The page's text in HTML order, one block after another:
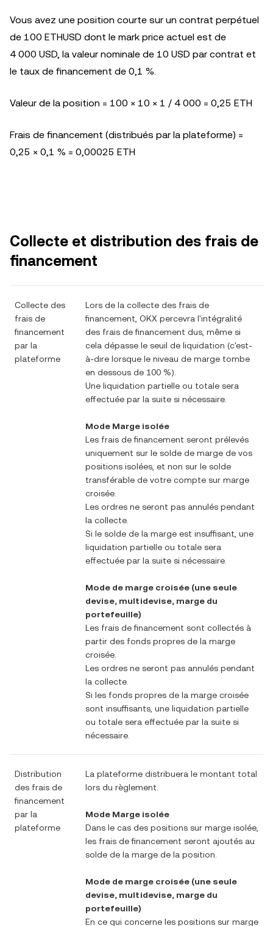
Vous avez une position courte sur un contrat perpétuel
de 100 ETHUSD dont le mark price actuel est de
4 000 USD, la valeur nominale de 10 USD par contrat et
le taux de financement de 0,1 %.
Valeur de la position = 100 × 10 × 1 / 4 000 = 0,25 ETH
Frais de financement (distribués par la plateforme) =
0,25 × 0,1 % = 0,00025 ETH
Collecte et distribution des frais de
financement
Collecte des
frais de
financement
par la
plateforme
Lors de la collecte des frais de
financement, OKX percevra l'intégralité
des frais de financement dus, même si
cela dépasse le seuil de liquidation (c'est-
à-dire lorsque le niveau de marge tombe
en dessous de 100 %).
Une liquidation partielle ou totale sera
effectuée par la suite si nécessaire.
Mode Marge isolée
Les frais de financement seront prélevés
uniquement sur le solde de marge de vos
positions isolées, et non sur le solde
transférable de votre compte sur marge
croisée.
Les ordres ne seront pas annulés pendant
la collecte.
Si le solde de la marge est insuffisant, une
liquidation partielle ou totale sera
effectuée par la suite si nécessaire.
Mode de marge croisée (une seule
devise, multidevise, marge du
portefeuille)
Les frais de financement sont collectés à
partir des fonds propres de la marge
croisée.
Les ordres ne seront pas annulés pendant
la collecte.
Si les fonds propres de la marge croisée
sont insuffisants, une liquidation partielle
ou totale sera effectuée par la suite si
nécessaire.
Distribution
des frais de
financement
par la
plateforme
La plateforme distribuera le montant total
lors du règlement.
Mode Marge isolée
Dans le cas des positions sur marge isolée,
les frais de financement seront ajoutés au
solde de la marge de la position.
Mode de marge croisée (une seule
devise, multidevise, marge du
portefeuille)
En ce qui concerne les positions sur marge